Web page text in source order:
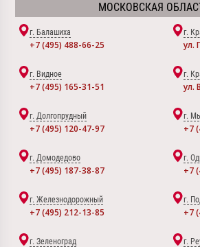
МОСКОВСКАЯ
г. Балашиха
+7 (495) 488-66-25
г.
ул.
г. Видное
+7 (495) 165-31-51
г.
ул.
г. Долгопрудный
+7 (495) 120-47-97
г.
+7
г. Домодедово
+7 (495) 187-38-87
г.
+7
г. Железнодорожный
+7 (495) 212-13-85
г.
+7
г. Зеленоград г.